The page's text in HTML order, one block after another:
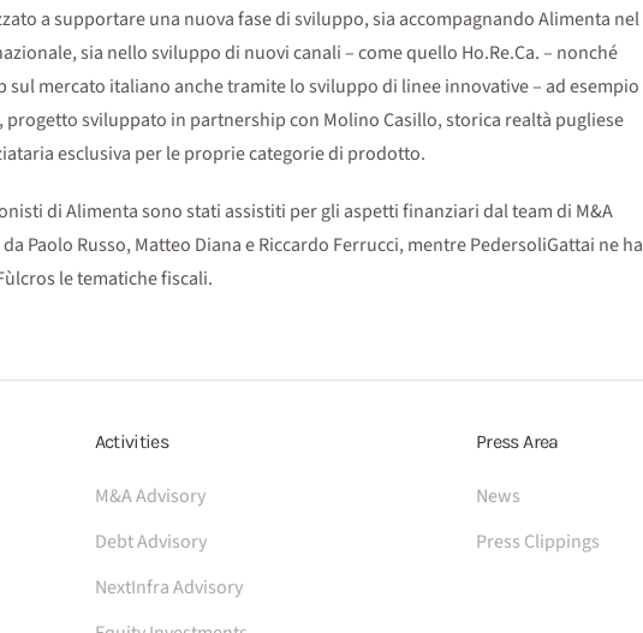
a supportare una nuova fase di sviluppo, sia accompagnando Alimenta nel
sia nello sviluppo di nuovi canali – come quello Ho.Re.Ca. – nonché
mercato italiano anche tramite lo sviluppo di linee innovative – ad esempio
sviluppato in partnership con Molino Casillo, storica realtà pugliese
esclusiva per le proprie categorie di prodotto.
di Alimenta sono stati assistiti per gli aspetti finanziari dal team di M&A
Paolo Russo, Matteo Diana e Riccardo Ferrucci, mentre PedersoliGattai ne ha
le tematiche fiscali.
Activities
M&A Advisory
Debt Advisory
NextInfra Advisory
Press Area
News
Press Clippings